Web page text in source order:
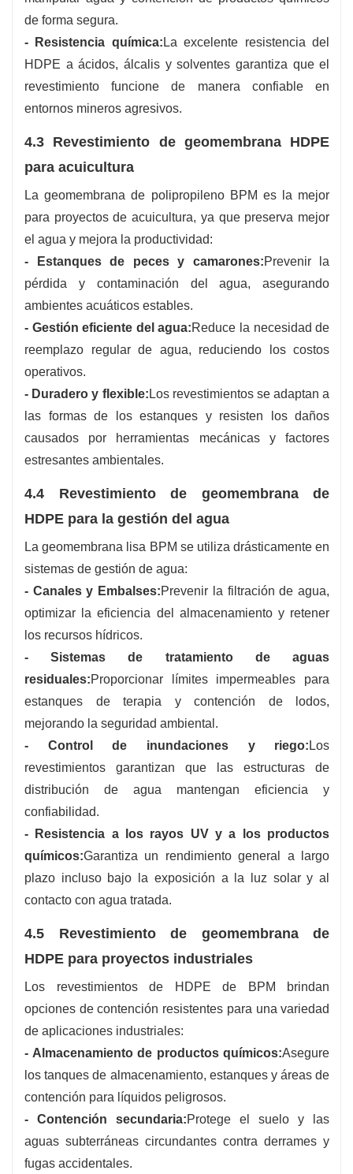
de forma segura.
- Resistencia química: La excelente resistencia del
HDPE a ácidos, álcalis y solventes garantiza que el
revestimiento funcione de manera confiable en
entornos mineros agresivos.
4.3 Revestimiento de geomembrana HDPE
para acuicultura
La geomembrana de polipropileno BPM es la mejor
para proyectos de acuicultura, ya que preserva mejor
el agua y mejora la productividad:
- Estanques de peces y camarones:Prevenir la
pérdida y contaminación del agua, asegurando
ambientes acuáticos estables.
- Gestión eficiente del agua:Reduce la necesidad de
reemplazo regular de agua, reduciendo los costos
operativos.
- Duradero y flexible: Los revestimientos se adaptan a
las formas de los estanques y resisten los daños
causados ​​por herramientas mecánicas y factores
estresantes ambientales.
4.4 Revestimiento de geomembrana de
HDPE para la gestión del agua
La geomembrana lisa BPM se utiliza drásticamente en
sistemas de gestión de agua:
- Canales y Embalses:Prevenir la filtración de agua,
optimizar la eficiencia del almacenamiento y retener
los recursos hídricos.
- Sistemas de tratamiento de aguas
residuales:Proporcionar límites impermeables para
estanques de terapia y contención de lodos,
mejorando la seguridad ambiental.
- Control de inundaciones y riego: Los
revestimientos garantizan que las estructuras de
distribución de agua mantengan eficiencia y
confiabilidad.
- Resistencia a los rayos UV y a los productos
químicos:Garantiza un rendimiento general a largo
plazo incluso bajo la exposición a la luz solar y al
contacto con agua tratada.
4.5 Revestimiento de geomembrana de
HDPE para proyectos industriales
Los revestimientos de HDPE de BPM brindan
opciones de contención resistentes para una variedad
de aplicaciones industriales:
- Almacenamiento de productos químicos:Asegure
los tanques de almacenamiento, estanques y áreas de
contención para líquidos peligrosos.
- Contención secundaria:Protege el suelo y las
aguas subterráneas circundantes contra derrames y
fugas accidentales.